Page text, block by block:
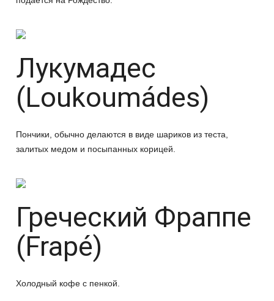
Лукумадес
(Loukoumádes)
Пончики, обычно делаются в виде шариков из теста,
залитых медом и посыпанных корицей.
Греческий Фраппе
(Frapé)
Холодный кофе с пенкой.